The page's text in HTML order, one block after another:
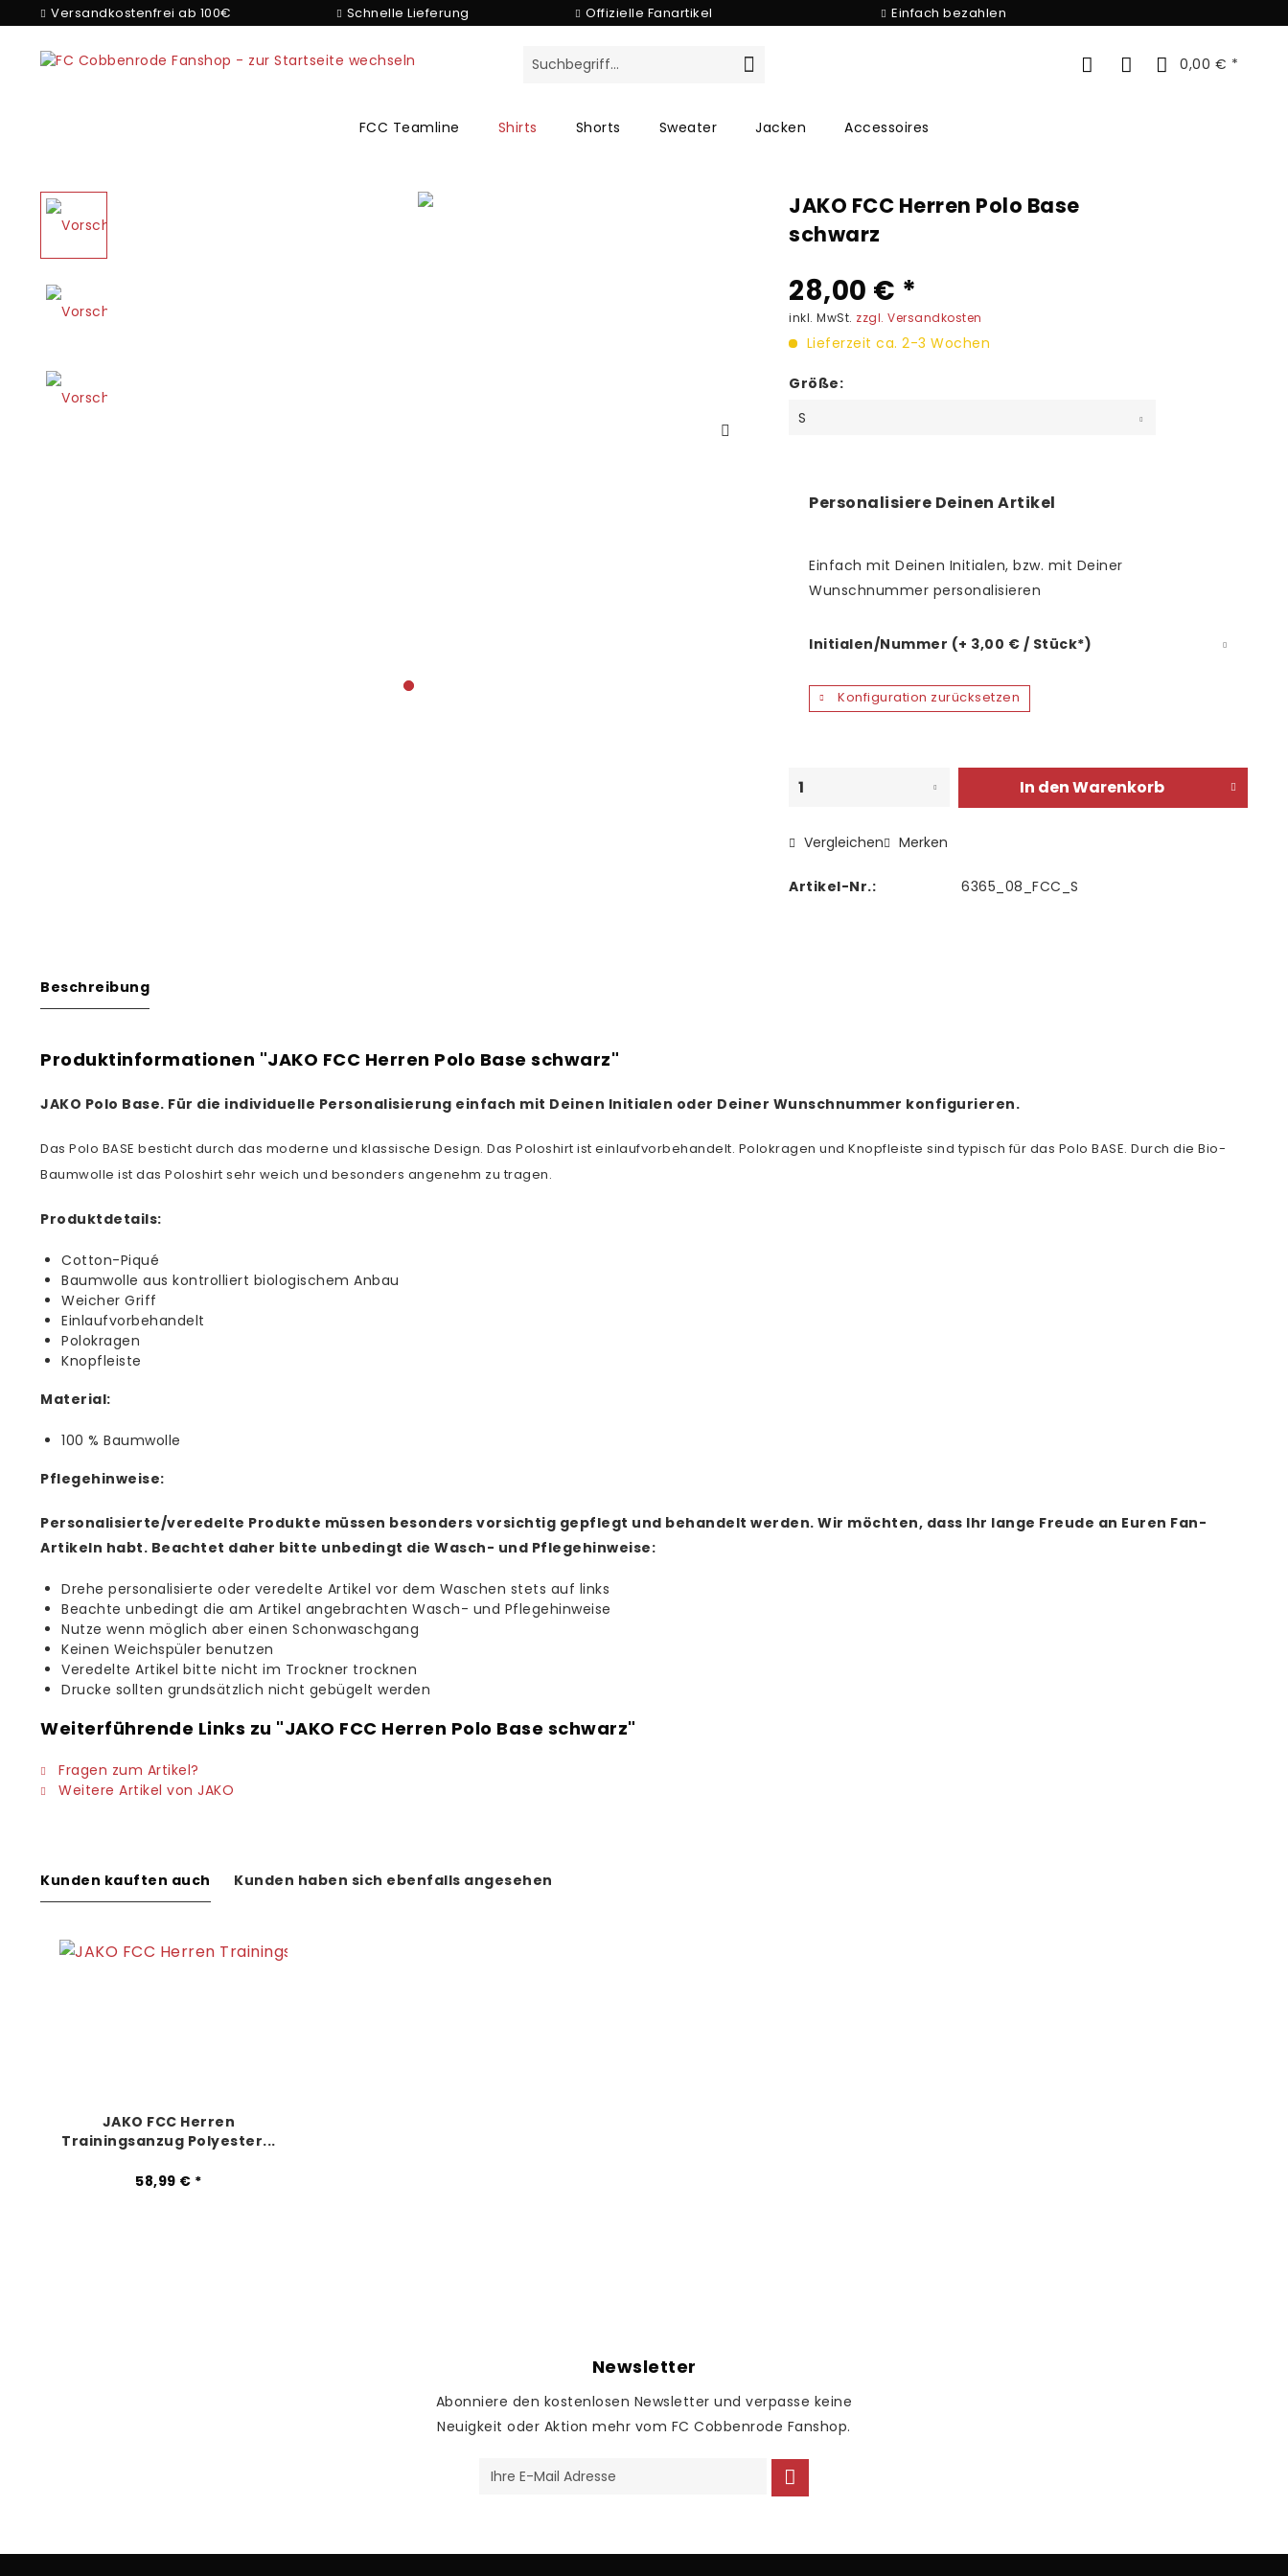
Versandkostenfrei ab 100€ Schnelle Lieferung Offizielle Fanartikel Einfach bezahlen
0,00 € *
FCC Teamline Shirts Shorts Sweater Jacken Accessoires
JAKO FCC Herren Polo Base
schwarz
28,00 € *
inkl. MwSt. zzgl. Versandkosten
Lieferzeit ca. 2-3 Wochen
Größe:
Personalisiere Deinen Artikel
Einfach mit Deinen Initialen, bzw. mit Deiner
Wunschnummer personalisieren
Initialen/Nummer (+ 3,00 € / Stück*)
Konfiguration zurücksetzen
In denWarenkorb
Vergleichen Merken
Artikel-Nr.: 6365_08_FCC_S
Beschreibung
Produktinformationen "JAKO FCC Herren Polo Base schwarz"
JAKO Polo Base. Für die individuelle Personalisierung einfach mit Deinen Initialen oder Deiner Wunschnummer konfigurieren.
Das Polo BASE besticht durch das moderne und klassische Design. Das Poloshirt ist einlaufvorbehandelt. Polokragen und Knopfleiste sind typisch für das Polo BASE. Durch die Bio-
Baumwolle ist das Poloshirt sehr weich und besonders angenehm zu tragen.
Produktdetails:
Cotton-Piqué
Baumwolle aus kontrolliert biologischem Anbau
Weicher Griff
Einlaufvorbehandelt
Polokragen
Knopfleiste
Material:
100 % Baumwolle
Pflegehinweise:
Personalisierte/veredelte Produkte müssen besonders vorsichtig gepflegt und behandelt werden. Wir möchten, dass Ihr lange Freude an Euren Fan-
Artikeln habt. Beachtet daher bitte unbedingt die Wasch- und Pflegehinweise:
Drehe personalisierte oder veredelte Artikel vor dem Waschen stets auf links
Beachte unbedingt die am Artikel angebrachten Wasch- und Pflegehinweise
Nutze wenn möglich aber einen Schonwaschgang
Keinen Weichspüler benutzen
Veredelte Artikel bitte nicht im Trockner trocknen
Drucke sollten grundsätzlich nicht gebügelt werden
Weiterführende Links zu "JAKO FCC Herren Polo Base schwarz"
Fragen zum Artikel?
Weitere Artikel von JAKO
Kunden kauften auch Kunden haben sich ebenfalls angesehen
JAKO FCC Herren
Trainingsanzug Polyester...
58,99 € *
Newsletter
Abonniere den kostenlosen Newsletter und verpasse keine
Neuigkeit oder Aktion mehr vom FC Cobbenrode Fanshop.